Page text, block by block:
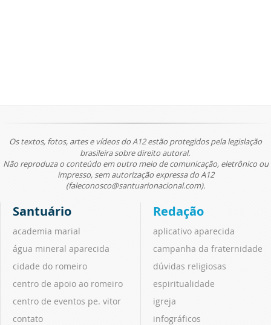
Os textos, fotos, artes e vídeos do A12 estão protegidos pela legislação
brasileira sobre direito autoral.
Não reproduza o conteúdo em outro meio de comunicação, eletrônico ou
impresso, sem autorização expressa do A12
(faleconosco@santuarionacional.com).
Santuário
academia marial
água mineral aparecida
cidade do romeiro
centro de apoio ao romeiro
centro de eventos pe. vitor
contato
Redação
aplicativo aparecida
campanha da fraternidade
dúvidas religiosas
espiritualidade
igreja
infográficos